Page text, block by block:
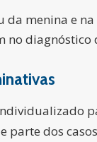
menina e
parte dos